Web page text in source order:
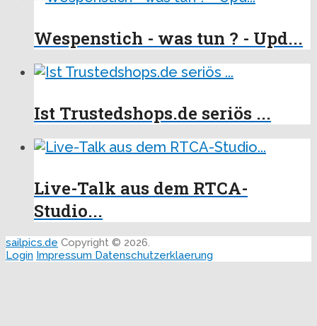
Wespenstich - was tun ? - Upd...
Ist Trustedshops.de seriös ...
Live-Talk aus dem RTCA-
Studio...
sailpics.de Copyright © 2026.
Login Impressum Datenschutzerklaerung